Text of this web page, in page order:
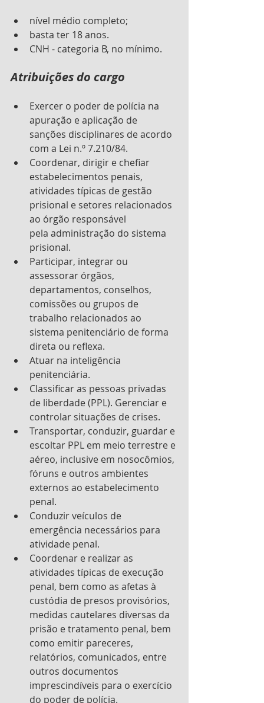
nível médio completo;
basta ter 18 anos.
CNH - categoria B, no mínimo.
Atribuições do cargo
Exercer o poder de polícia na
apuração e aplicação de
sanções disciplinares de acordo
com a Lei n.º 7.210/84.
Coordenar, dirigir e chefiar
estabelecimentos penais,
atividades típicas de gestão
prisional e setores relacionados
ao órgão responsável
pela administração do sistema
prisional.
Participar, integrar ou
assessorar órgãos,
departamentos, conselhos,
comissões ou grupos de
trabalho relacionados ao
sistema penitenciário de forma
direta ou reflexa.
Atuar na inteligência
penitenciária.
Classificar as pessoas privadas
de liberdade (PPL). Gerenciar e
controlar situações de crises.
Transportar, conduzir, guardar e
escoltar PPL em meio terrestre e
aéreo, inclusive em nosocômios,
fóruns e outros ambientes
externos ao estabelecimento
penal.
Conduzir veículos de
emergência necessários para
atividade penal.
Coordenar e realizar as
atividades típicas de execução
penal, bem como as afetas à
custódia de presos provisórios,
medidas cautelares diversas da
prisão e tratamento penal, bem
como emitir pareceres,
relatórios, comunicados, entre
outros documentos
imprescindíveis para o exercício
do poder de polícia.